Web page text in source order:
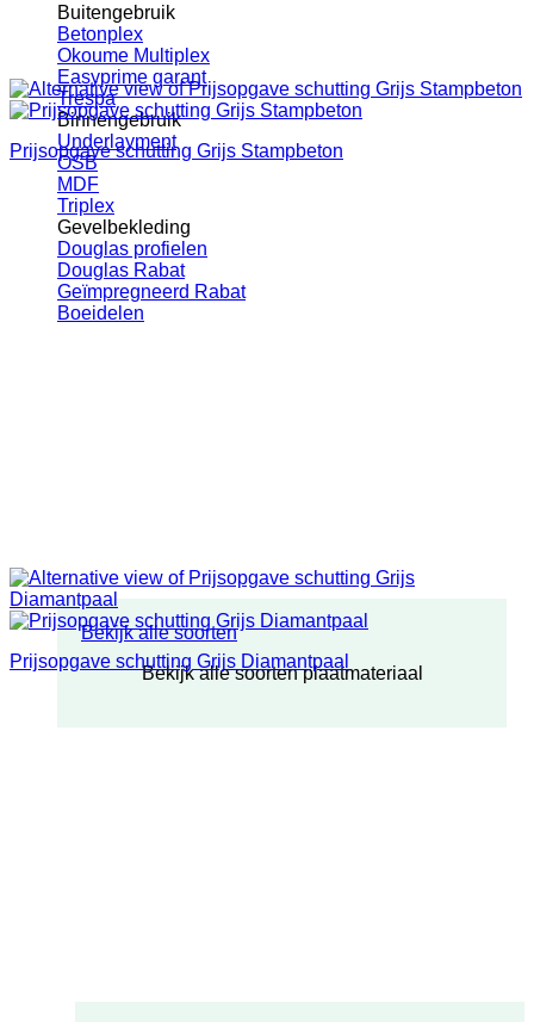
Buitengebruik
Betonplex
Okoume Multiplex
Easyprime garant
Trespa
Binnengebruik
Underlayment
OSB
MDF
Triplex
Gevelbekleding
Douglas profielen
Douglas Rabat
Geïmpregneerd Rabat
Boeidelen
Bekijk alle soorten
Bekijk alle soorten plaatmateriaal
Prijsopgave schutting Grijs Stampbeton
Prijsopgave schutting Grijs Diamantpaal